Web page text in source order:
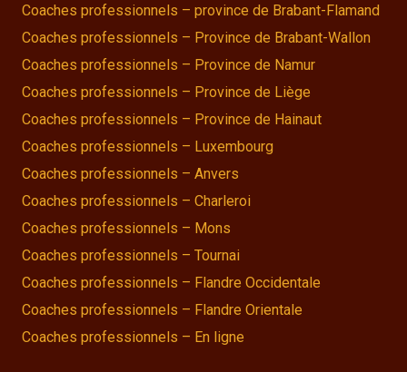
Coaches professionnels – province de Brabant-Flamand
Coaches professionnels – Province de Brabant-Wallon
Coaches professionnels – Province de Namur
Coaches professionnels – Province de Liège
Coaches professionnels – Province de Hainaut
Coaches professionnels – Luxembourg
Coaches professionnels – Anvers
Coaches professionnels – Charleroi
Coaches professionnels – Mons
Coaches professionnels – Tournai
Coaches professionnels – Flandre Occidentale
Coaches professionnels – Flandre Orientale
Coaches professionnels – En ligne